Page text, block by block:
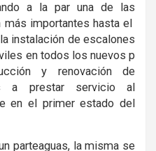
a la par una de las
importantes hasta el
instalación de escalones
en todos los nuevos p
y renovación de
a prestar servicio al
en el primer estado del
parteaguas, la misma se